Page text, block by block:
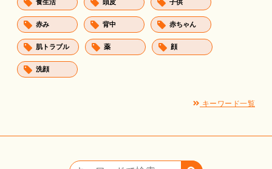
食生活 頭皮 子供
赤み 背中 赤ちゃん
肌トラブル 薬 顔
洗顔
キーワード一覧